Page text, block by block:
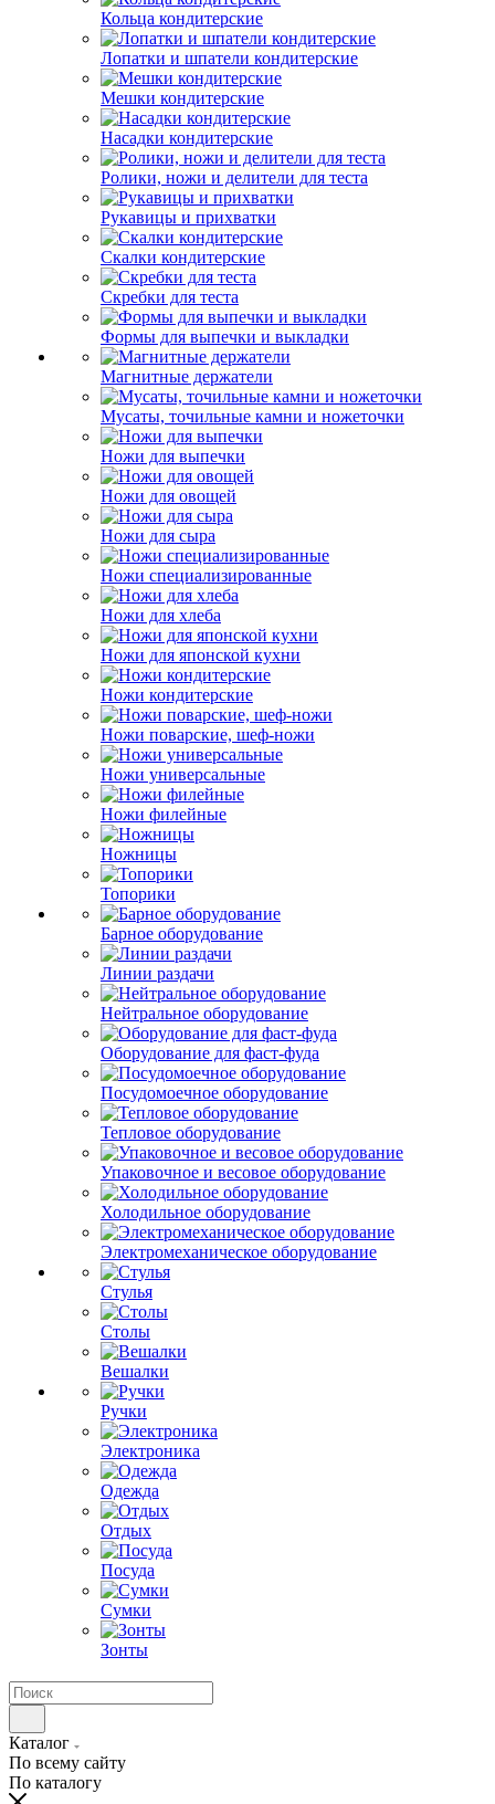
Кольца кондитерские
Лопатки и шпатели кондитерские
Мешки кондитерские
Насадки кондитерские
Ролики, ножи и делители для теста
Рукавицы и прихватки
Скалки кондитерские
Скребки для теста
Формы для выпечки и выкладки
Магнитные держатели
Мусаты, точильные камни и ножеточки
Ножи для выпечки
Ножи для овощей
Ножи для сыра
Ножи специализированные
Ножи для хлеба
Ножи для японской кухни
Ножи кондитерские
Ножи поварские, шеф-ножи
Ножи универсальные
Ножи филейные
Ножницы
Топорики
Барное оборудование
Линии раздачи
Нейтральное оборудование
Оборудование для фаст-фуда
Посудомоечное оборудование
Тепловое оборудование
Упаковочное и весовое оборудование
Холодильное оборудование
Электромеханическое оборудование
Стулья
Столы
Вешалки
Ручки
Электроника
Одежда
Отдых
Посуда
Сумки
Зонты
Каталог
По всему сайту
По каталогу